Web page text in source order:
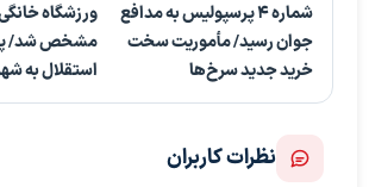
شماره ۴ پرسپولیس به مدافع
جوان رسید/ مأموریت سخت
خرید جدید سرخ‌ها
ورزشگاه
مشخص شد/
استقلال به
نظرات کاربران